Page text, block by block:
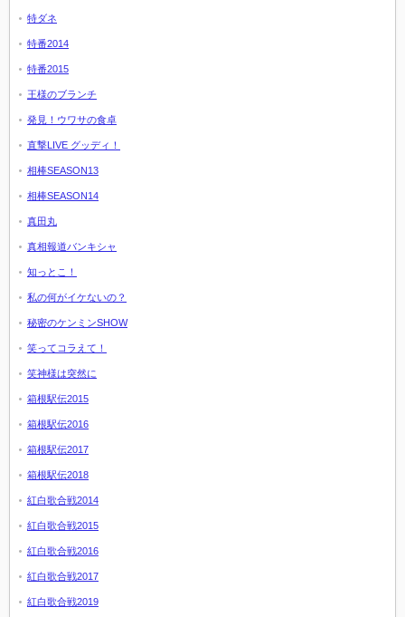
特ダネ
特番2014
特番2015
王様のブランチ
発見！ウワサの食卓
直撃LIVE グッディ！
相棒SEASON13
相棒SEASON14
真田丸
真相報道バンキシャ
知っとこ！
私の何がイケないの？
秘密のケンミンSHOW
笑ってコラえて！
笑神様は突然に
箱根駅伝2015
箱根駅伝2016
箱根駅伝2017
箱根駅伝2018
紅白歌合戦2014
紅白歌合戦2015
紅白歌合戦2016
紅白歌合戦2017
紅白歌合戦2019